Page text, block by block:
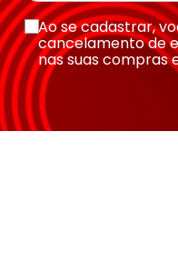
Ao se cadastrar,
cancelamento de
nas suas compras